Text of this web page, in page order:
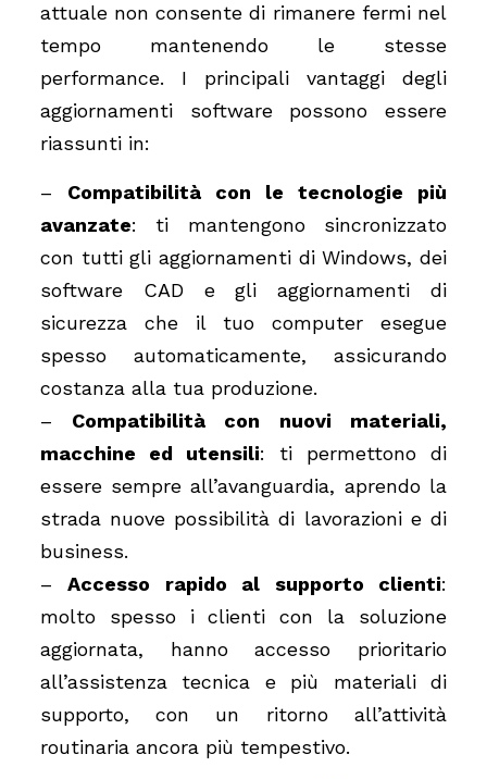
attuale non consente di rimanere fermi nel
tempo mantenendo le stesse
performance. I principali vantaggi degli
aggiornamenti software possono essere
riassunti in:
– Compatibilità con le tecnologie più
avanzate: ti mantengono sincronizzato
con tutti gli aggiornamenti di Windows, dei
software CAD e gli aggiornamenti di
sicurezza che il tuo computer esegue
spesso automaticamente, assicurando
costanza alla tua produzione.
– Compatibilità con nuovi materiali,
macchine ed utensili: ti permettono di
essere sempre all’avanguardia, aprendo la
strada nuove possibilità di lavorazioni e di
business.
–Accesso rapido al supporto clienti:
molto spesso i clienti con la soluzione
aggiornata, hanno accesso prioritario
all’assistenza tecnica e più materiali di
supporto, con un ritorno all’attività
routinaria ancora più tempestivo.